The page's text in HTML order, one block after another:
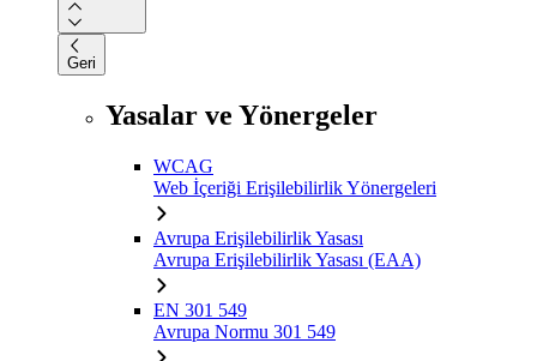
Geri
Yasalar ve Yönergeler
WCAG
Web İçeriği Erişilebilirlik Yönergeleri
Avrupa Erişilebilirlik Yasası
Avrupa Erişilebilirlik Yasası (EAA)
EN 301 549
Avrupa Normu 301 549